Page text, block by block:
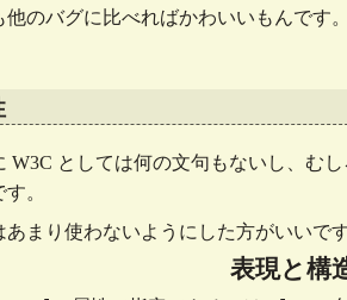
他のバグに比べればかわいいもんです
W3C としては何の文句もないし、む
。
あまり使わないようにした方がいいで
表現と構